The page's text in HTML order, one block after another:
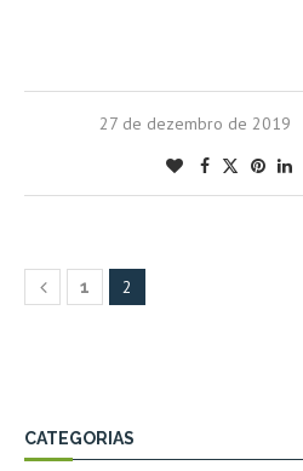
27 de dezembro de 2019
1 2
CATEGORIAS